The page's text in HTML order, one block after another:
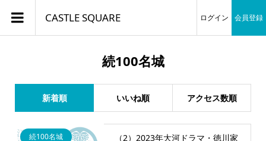
CASTLE SQUARE ログイン 会員登録
続100名城
新着順 いいね順 アクセス数順
続100名城
（2）2023年大河ドラマ・徳川家